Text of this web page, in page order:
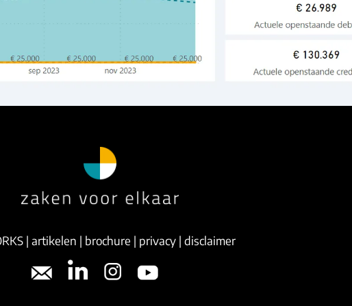
| artikelen | brochure | privacy | disclaimer